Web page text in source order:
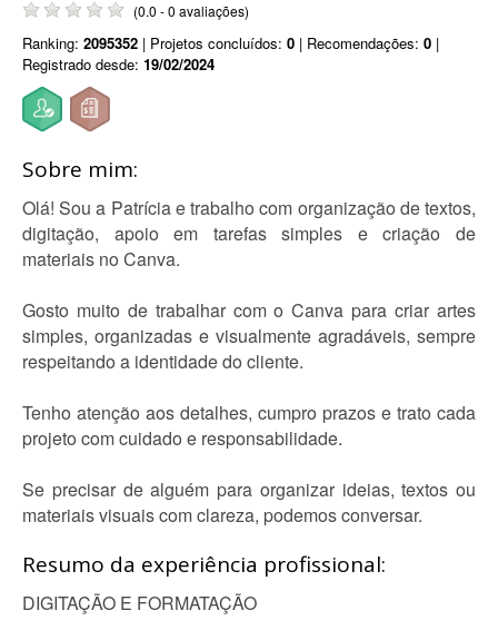
(0.0 - 0 avaliações)
Ranking: 2095352 | Projetos concluídos: 0 | Recomendações: 0 |
Registrado desde: 19/02/2024
Sobre mim:
Olá! Sou a Patrícia e trabalho com organização de textos,
digitação, apoio em tarefas simples e criação de
materiais no Canva.
Gosto muito de trabalhar com o Canva para criar artes
simples, organizadas e visualmente agradáveis, sempre
respeitando a identidade do cliente.
Tenho atenção aos detalhes, cumpro prazos e trato cada
projeto com cuidado e responsabilidade.
Se precisar de alguém para organizar ideias, textos ou
materiais visuais com clareza, podemos conversar.
Resumo da experiência profissional:
DIGITAÇÃO E FORMATAÇÃO